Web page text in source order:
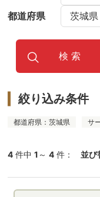
都道府県
絞り込み条件
都道府県：茨城県 サ
4 件中1 ～4 件： 並び